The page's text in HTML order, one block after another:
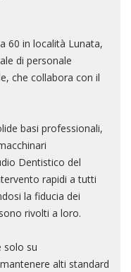
60 in località Lunata,
di personale
che collabora con il
basi professionali,
Dentistico del
rapidi a tutti
la fiducia dei
rivolti a loro.
solo su
alti standard